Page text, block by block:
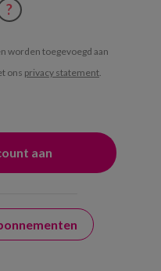
?
worden toegevoegd aan
ons privacy statement.